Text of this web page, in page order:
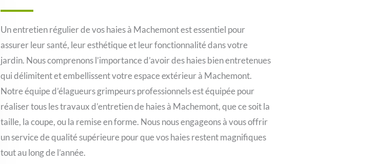
Un entretien régulier de vos haies à Machemont est essentiel pour
assurer leur santé, leur esthétique et leur fonctionnalité dans votre
jardin. Nous comprenons l’importance d’avoir des haies bien entretenues
qui délimitent et embellissent votre espace extérieur à Machemont.
Notre équipe d’élagueurs grimpeurs professionnels est équipée pour
réaliser tous les travaux d’entretien de haies à Machemont, que ce soit la
taille, la coupe, ou la remise en forme. Nous nous engageons à vous offrir
un service de qualité supérieure pour que vos haies restent magnifiques
tout au long de l’année.